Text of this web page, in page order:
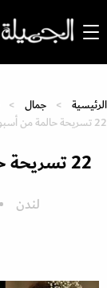
الرئيسية جمال
22 تسريحة حالمة من أسبوع الموضة للعرائس
22 تسريحة حالمة من أسبوع الموضة للعرائس
لندن